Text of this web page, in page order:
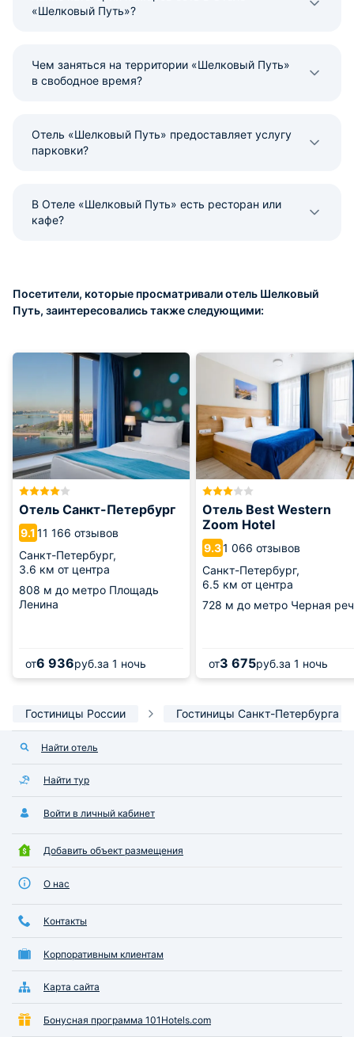
«Шелковый Путь»?
Чем заняться на территории «Шелковый Путь»
в свободное время?
Отель «Шелковый Путь» предоставляет услугу
парковки?
В Отеле «Шелковый Путь» есть ресторан или
кафе?
Посетители, которые просматривали отель Шелковый
Путь, заинтересовались также следующими:
Отель Санкт-Петербург
9.111 166 отзывов
Санкт-Петербург,
3.6 км от центра
808 м до метро Площадь
Ленина
от6 936руб.за 1 ночь
Отель Best Western
Zoom Hotel
9.31 066 отзывов
Санкт-Петербург,
6.5 км от центра
728 м до метро Черная
от3 675руб.за 1 ночь
Гостиницы России Гостиницы Санкт-Петербурга
Найти отель
Найти тур
Войти в личный кабинет
Добавить объект размещения
О нас
Контакты
Корпоративным клиентам
Карта сайта
Бонусная программа 101Hotels.com